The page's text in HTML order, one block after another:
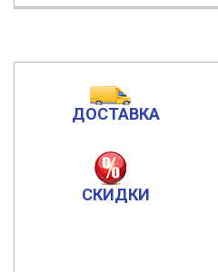
ДОСТАВКА
СКИДКИ